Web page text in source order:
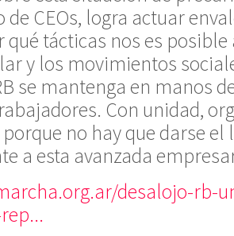
de CEOs, logra actuar
qué tácticas nos es
y los movimientos
se mantenga en manos
Con unidad,
no hay que darse el
a esta avanzada
desalojo-rb-